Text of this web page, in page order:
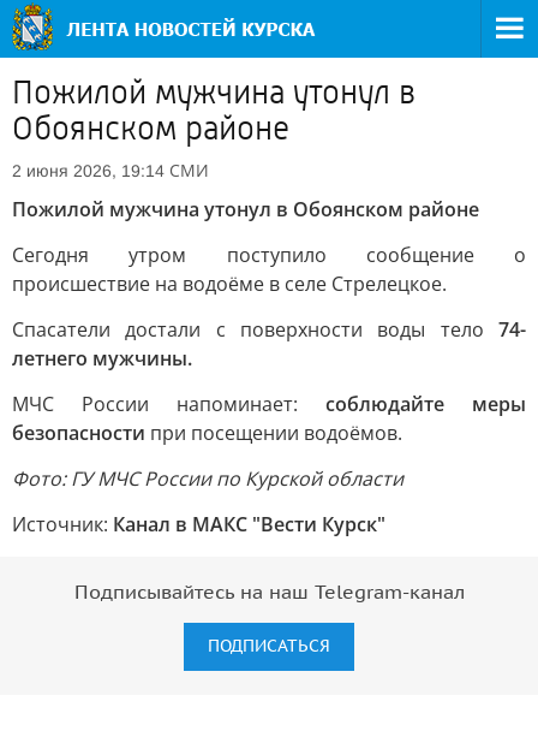
Пожилой мужчина утонул в
Обоянском районе
2 июня 2026, 19:14 СМИ
Пожилой мужчина утонул в Обоянском районе
Сегодня утром поступило сообщение о
происшествие на водоёме в селе Стрелецкое.
Спасатели достали с поверхности воды тело 74-
летнего мужчины.
МЧС России напоминает: соблюдайте меры
безопасности при посещении водоёмов.
Фото: ГУ МЧС России по Курской области
Источник: Канал в МАКС "Вести Курск"
Подписывайтесь на наш Telegram-канал
ПОДПИСАТЬСЯ